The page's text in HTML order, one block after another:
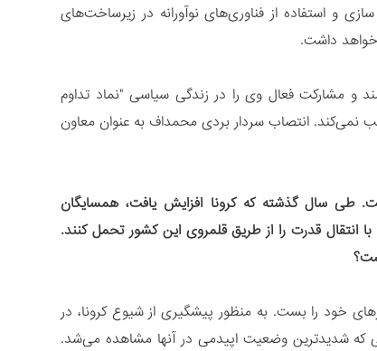
و استفاده از فناوری‌های نوآورانه در زیرساخت‌های
داشت.
و مشارکت فعال وی را در زندگی سیاسی "نماد تداوم
نمی‌کند. انتصاب سردار بردی محمداف به عنوان معاون
طی سال گذشته که کرونا افزایش یافت، همسایگان
انتقال قدرت را از طریق قلمروی این کشور تحمل کنند.
خود را بست. به منظور پیشگیری از شیوع کرونا، در
که شدیدترین وضعیت اپیدمی در آنها مشاهده می‌شد.